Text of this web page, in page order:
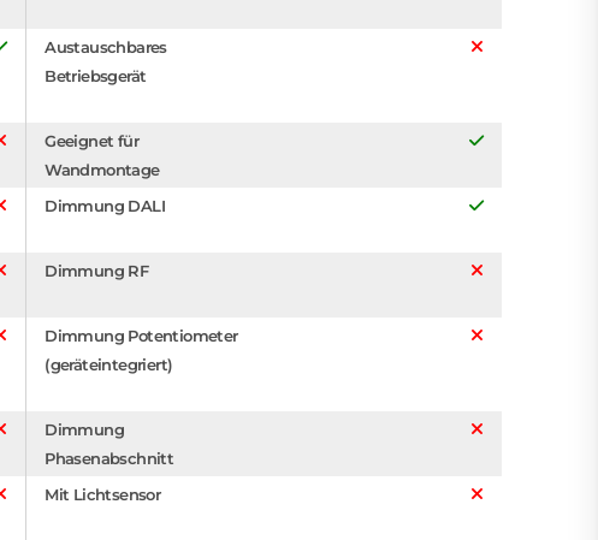
Austauschbares
Betriebsgerät
Geeignet für
Wandmontage
Dimmung DALI
Dimmung RF
Dimmung Potentiometer
(geräteintegriert)
Dimmung
Phasenabschnitt
Mit Lichtsensor